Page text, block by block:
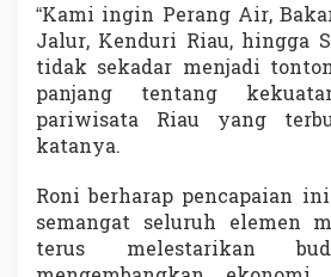
“Kami ingin Perang Air,
Jalur, Kenduri Riau, hingga
tidak sekadar menjadi
panjang tentang
pariwisata Riau yang
katanya.
Roni berharap pencapaian
semangat seluruh elemen
terus melestarikan